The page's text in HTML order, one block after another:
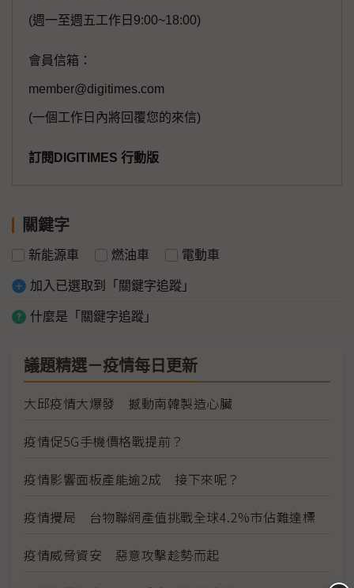
(週一至週五工作日9:00~18:00)
會員信箱：
member@digitimes.com
(一個工作日內將回覆您的來信)
訂閱DIGITIMES 行動版
關鍵字
新能源車 燃油車 電動車
加入已選取到「關鍵字追蹤」
什麼是「關鍵字追蹤」
議題精選－疫情每日更新
大邱疫情大爆發 撼動南韓製造心臟
疫情促5G手機價格戰提前？
疫情影響面板產能逾2成 接下來呢？
疫情攪局 台物聯網產值挑戰全球4.2%市佔難達標
疫情威脅資安 惡意攻擊趁勢而起